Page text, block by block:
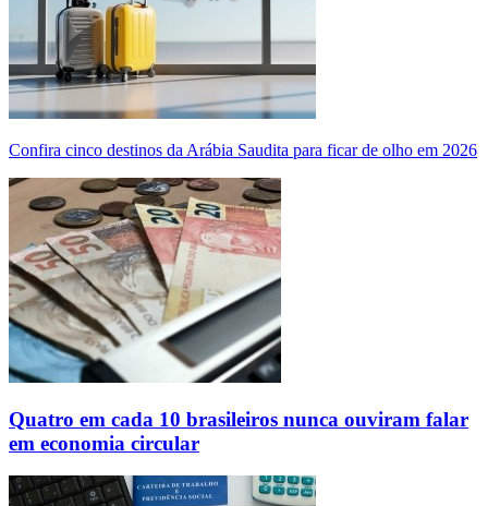
Confira cinco destinos da Arábia Saudita para ficar de olho em 2026
Quatro em cada 10 brasileiros nunca ouviram falar
em economia circular